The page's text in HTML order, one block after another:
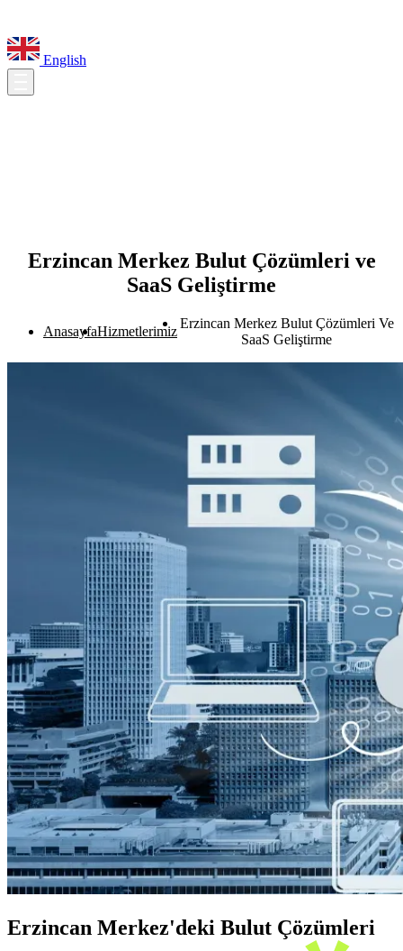
English
Erzincan Merkez Bulut Çözümleri ve
SaaS Geliştirme
AnasayfaHizmetlerimiz
Erzincan Merkez Bulut Çözümleri Ve
SaaS Geliştirme
Erzincan Merkez'deki Bulut Çözümleri